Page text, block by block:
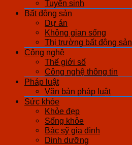
Tuyển sinh
Bất động sản
Dự án
Không gian sống
Thị trường bất động sản
Công nghệ
Thế giới số
Công nghệ thông tin
Pháp luật
Văn bản pháp luật
Sức khỏe
Khỏe đẹp
Sống khỏe
Bác sỹ gia đình
Dinh dưỡng